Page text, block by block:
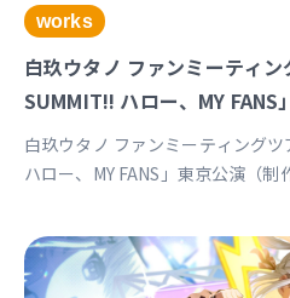
works
白玖ウタノ ファンミーティ
SUMMIT!! ハロー、MY FANS
白玖ウタノ ファンミーティング
ハロー、MY FANS」東京公演（制